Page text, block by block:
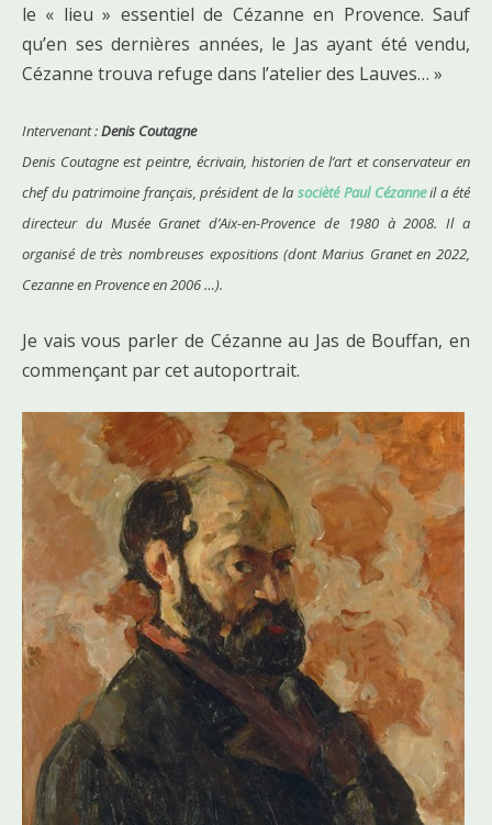
le « lieu » essentiel de Cézanne en Provence. Sauf
qu’en ses dernières années, le Jas ayant été vendu,
Cézanne trouva refuge dans l’atelier des Lauves… »
Intervenant :Denis Coutagne
Denis Coutagne est peintre, écrivain, historien de l’art et conservateur en
chef du patrimoine français, président de la socièté Paul Cézanneil a été
directeur du Musée Granet d’Aix-en-Provence de 1980 à 2008. Il a
organisé de très nombreuses expositions (dont Marius Granet en 2022,
Cezanne en Provence en 2006 …).
Je vais vous parler de Cézanne au Jas de Bouffan, en
commençant par cet autoportrait.